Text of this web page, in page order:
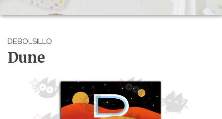
DEBOLSILLO
Dune